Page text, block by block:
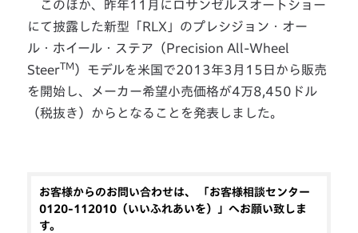
このほか、昨年11月にロサンゼルスオートショー
にて披露した新型「RLX」のプレシジョン・オー
ル・ホイール・ステア（Precision All-Wheel
SteerTM ）モデルを米国で2013年3月15日から販売
を開始し、メーカー希望小売価格が4万8,450ドル
（税抜き）からとなることを発表しました。
お客様からのお問い合わせは、 「お客様相談センター
0120-112010（いいふれあいを）」へお願い致しま
す。